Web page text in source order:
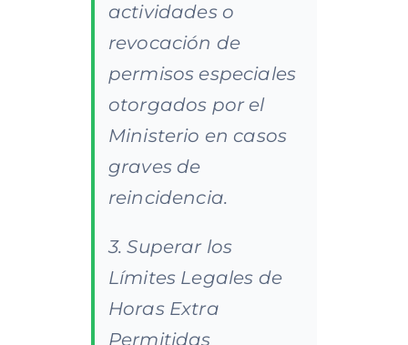
actividades o
revocación de
permisos especiales
otorgados por el
Ministerio en casos
graves de
reincidencia.
3. Superar los
Límites Legales de
Horas Extra
Permitidas